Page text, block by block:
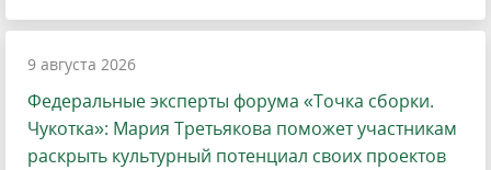
9 августа 2026
Федеральные эксперты форума «Точка сборки.
Чукотка»: Мария Третьякова поможет участникам
раскрыть культурный потенциал своих проектов